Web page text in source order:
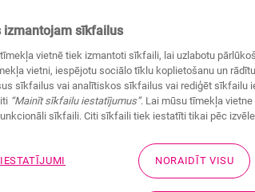
Jūsu
izmantojam sīkfailus
vietnē tiek izmantoti sīkfaili, lai uzlabotu
vietni, iespējotu sociālo tīklu koplietošanu un
sīkfailus vai analītiskos sīkfailus vai rediģēt sīkfailu
“Mainīt sīkfailu iestatījumus”. Lai mūsu tīmekļa
sīkfaili. Citi sīkfaili tiek iestatīti tikai pēc
NORAIDĪT VISU